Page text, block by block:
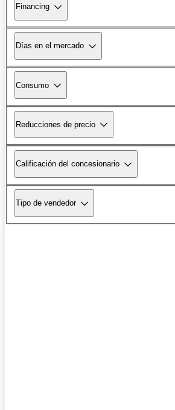
Financing
Días en el mercado
Consumo
Reducciones de precio
Calificación del concesionario
Tipo de vendedor